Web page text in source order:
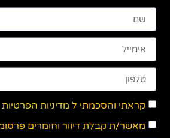
קראתי והסכמתי ל מדיניות הפרטיות
מאשר/ת קבלת דיוור וחומרים